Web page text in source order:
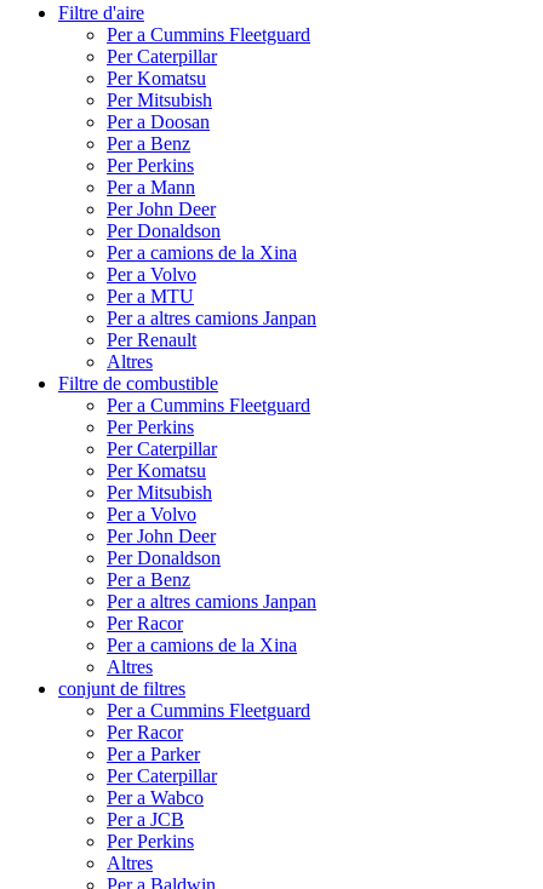
Filtre d'aire
Per a Cummins Fleetguard
Per Caterpillar
Per Komatsu
Per Mitsubish
Per a Doosan
Per a Benz
Per Perkins
Per a Mann
Per John Deer
Per Donaldson
Per a camions de la Xina
Per a Volvo
Per a MTU
Per a altres camions Janpan
Per Renault
Altres
Filtre de combustible
Per a Cummins Fleetguard
Per Perkins
Per Caterpillar
Per Komatsu
Per Mitsubish
Per a Volvo
Per John Deer
Per Donaldson
Per a Benz
Per a altres camions Janpan
Per Racor
Per a camions de la Xina
Altres
conjunt de filtres
Per a Cummins Fleetguard
Per Racor
Per a Parker
Per Caterpillar
Per a Wabco
Per a JCB
Per Perkins
Altres
Per a Baldwin